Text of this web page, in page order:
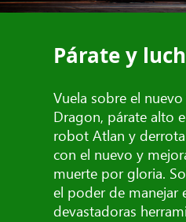
Párate y
Vuela sobre el
Dragon, párate alto
robot Atlan y
con el nuevo y
muerte por gloria.
el poder de manejar
devastadoras